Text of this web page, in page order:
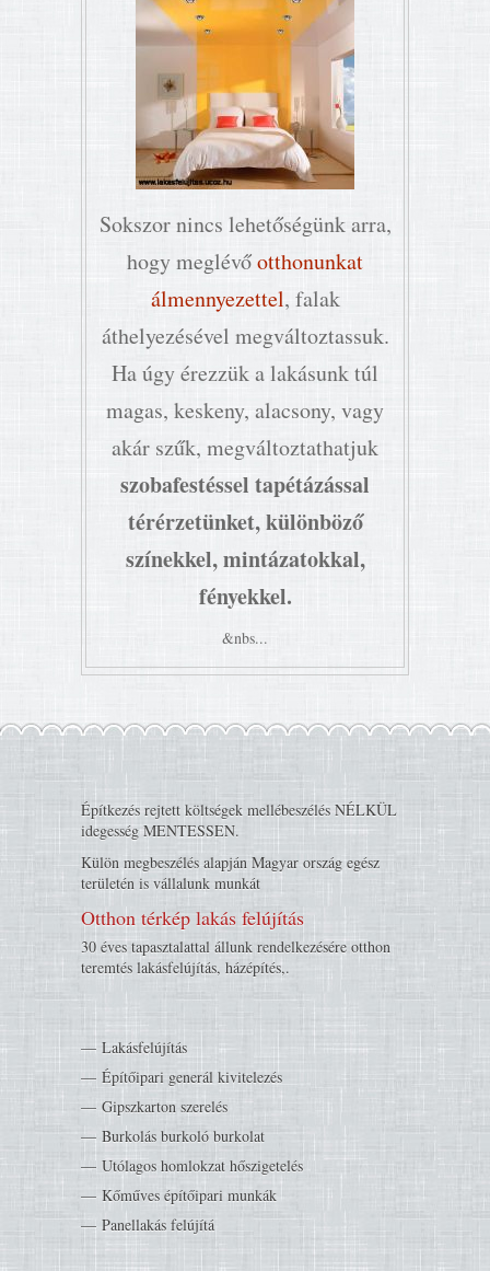
Sokszor nincs lehetőségünk arra,
hogy meglévőotthonunkat
álmennyezettel, falak
áthelyezésével megváltoztassuk.
Ha úgy érezzük a lakásunk túl
magas, keskeny, alacsony, vagy
akár szűk, megváltoztathatjuk
szobafestéssel tapétázással
térérzetünket, különböző
színekkel, mintázatokkal,
fényekkel.
&nbs...
Építkezés rejtett költségek mellébeszélés NÉLKÜL
idegesség MENTESSEN.
Külön megbeszélés alapján Magyar ország egész
területén is vállalunk munkát
Otthon térkép lakás felújítás
30 éves tapasztalattal állunk rendelkezésére otthon
teremtés lakásfelújítás, házépítés,.
Lakásfelújítás
Építőipari generál kivitelezés
Gipszkarton szerelés
Burkolás burkoló burkolat
Utólagos homlokzat hőszigetelés
Kőműves építőipari munkák
Panellakás felújítá